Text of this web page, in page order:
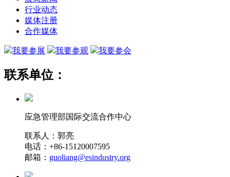
行业动态
媒体注册
合作媒体
我要参展 我要参观 我要参会
联系单位：
应急管理部国际交流合作中心
联系人：郭亮
电话：+86-15120007595
邮箱： guoliang@esindustry.org